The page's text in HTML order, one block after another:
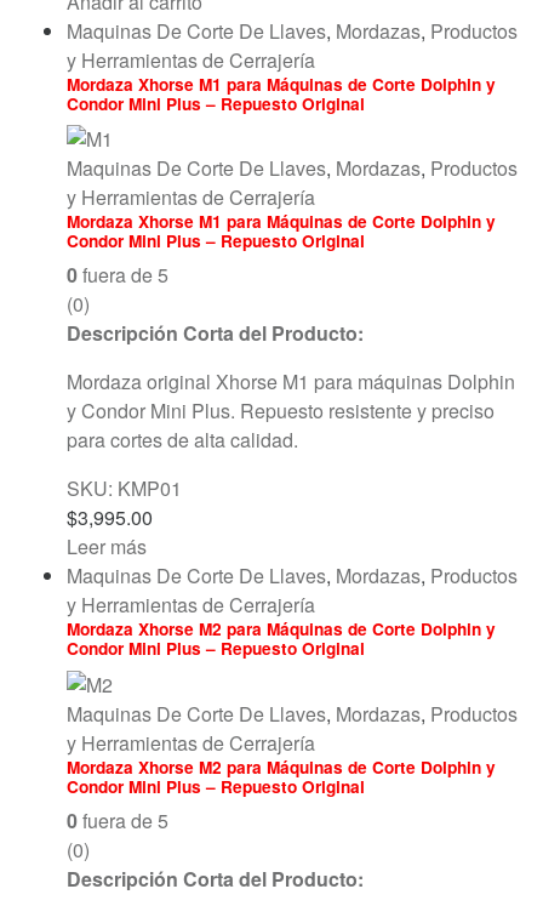
Maquinas De Corte De Llaves, Mordazas, Productos
y Herramientas de Cerrajería
Mordaza Xhorse M1 para Máquinas de Corte Dolphin y
Condor Mini Plus – Repuesto Original
Maquinas De Corte De Llaves, Mordazas, Productos
y Herramientas de Cerrajería
Mordaza Xhorse M1 para Máquinas de Corte Dolphin y
Condor Mini Plus – Repuesto Original
0fuera de 5
(0)
Descripción Corta del Producto:
Mordaza original Xhorse M1 para máquinas Dolphin
y Condor Mini Plus. Repuesto resistente y preciso
para cortes de alta calidad.
SKU: KMP01
$3,995.00
Leer más
Maquinas De Corte De Llaves, Mordazas, Productos
y Herramientas de Cerrajería
Mordaza Xhorse M2 para Máquinas de Corte Dolphin y
Condor Mini Plus – Repuesto Original
Maquinas De Corte De Llaves, Mordazas, Productos
y Herramientas de Cerrajería
Mordaza Xhorse M2 para Máquinas de Corte Dolphin y
Condor Mini Plus – Repuesto Original
0fuera de 5
(0)
Descripción Corta del Producto: